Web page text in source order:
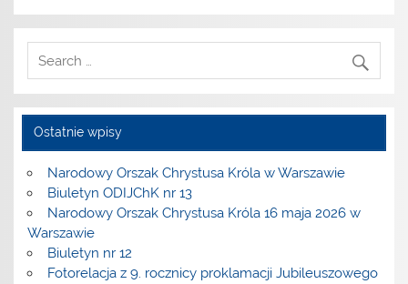
Ostatnie wpisy
Narodowy Orszak Chrystusa Króla w Warszawie
Biuletyn ODIJChK nr 13
Narodowy Orszak Chrystusa Króla 16 maja 2026 w
Warszawie
Biuletyn nr 12
Fotorelacja z 9. rocznicy proklamacji Jubileuszowego